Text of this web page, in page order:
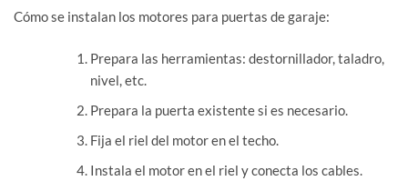
Cómo se instalan los motores para puertas de garaje:
Prepara las herramientas: destornillador, taladro,
nivel, etc.
Prepara la puerta existente si es necesario.
Fija el riel del motor en el techo.
Instala el motor en el riel y conecta los cables.